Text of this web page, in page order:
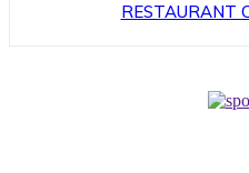
RESTAURANT